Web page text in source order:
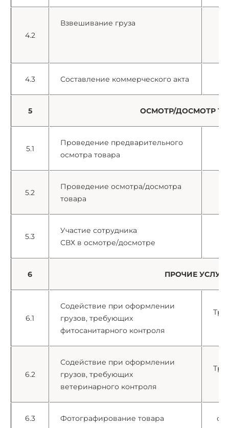
4.2
Взвешивание груза
4.3 Составление коммерческого акта
5 ОСМОТР/ДОСМОТР
5.1
Проведение предварительного
осмотра товара
5.2
Проведение осмотра/досмотра
товара
5.3
Участие сотрудника
СВХ в осмотре/досмотре
6 ПРОЧИЕ
6.1
Содействие при оформлении
грузов, требующих
фитосанитарного контроля
6.2
Содействие при оформлении
грузов, требующих
ветеринарного контроля
6.3 Фотографирование товара